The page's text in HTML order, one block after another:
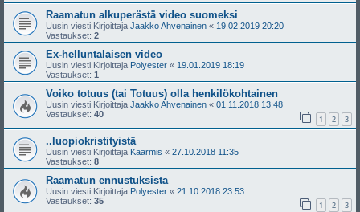
Raamatun alkuperästä video suomeksi
Uusin viesti Kirjoittaja Jaakko Ahvenainen « 19.02.2019 20:20
Vastaukset: 2
Ex-helluntalaisen video
Uusin viesti Kirjoittaja Polyester « 19.01.2019 18:19
Vastaukset: 1
Voiko totuus (tai Totuus) olla henkilökohtainen
Uusin viesti Kirjoittaja Jaakko Ahvenainen « 01.11.2018 13:48
Vastaukset: 40 1 2 3
..luopiokristityistä
Uusin viesti Kirjoittaja Kaarmis « 27.10.2018 11:35
Vastaukset: 8
Raamatun ennustuksista
Uusin viesti Kirjoittaja Polyester « 21.10.2018 23:53
Vastaukset: 35 1 2 3